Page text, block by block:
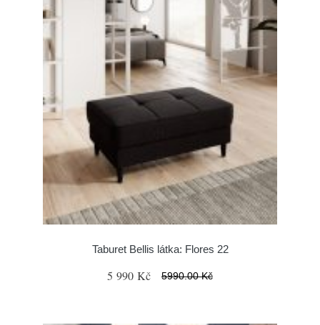
Taburet Bellis látka: Flores 22
5 990 Kč 5990.00 Kč